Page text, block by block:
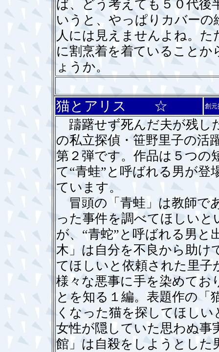
ば、どう考えても５０代後
いうと、やっぱりカバー
人には見えませんよね。
に割烹着を着ていること
ょうか。
猫とアリス ☆ 創
躊躇せず死んだ夫が残し
の私立探偵・笹野里子の活
第２弾です。作品は５つの
て“青蛙”と呼ばれる男が
ています。
冒頭の「青蛙」は教師で
った事件を調べてほしい
が、“青蛇”と呼ばれる男と
木」は自分を不良から助け
てほしいと依頼された里子
様々な悪事に手を染めてお
とを知る１編。表題作の
くなった猫を探してほし
女性が隠していた思わぬ事
館」は自殺をしようとした